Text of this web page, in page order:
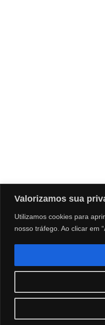
Valorizamos sua
Utilizamos cookies para
nosso tráfego. Ao clicar em